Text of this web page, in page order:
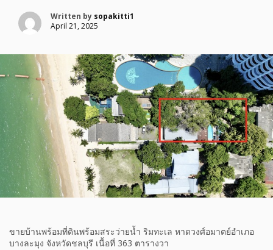
Written by sopakitti1
April 21, 2025
ขายบ้านพร้อมที่ดินพร้อมสระว่ายน้ำ ริมทะเล หาดวงศ์อมาตย์อำเภอ
บางละมุง จังหวัดชลบุรี เนื้อที่ 363 ตารางวา